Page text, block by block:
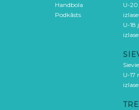
Handbola
Podkāsts
U-20
izlase
U-18
izlase
U-17
izlase